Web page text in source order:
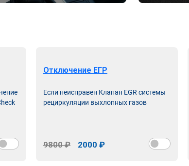
Отключение ЕГР
Если неисправен Клапан EGR системы
рециркуляции выхлопных газов
9800 ₽ 2000 ₽